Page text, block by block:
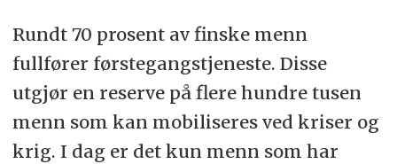
Rundt 70 prosent av finske menn
fullfører førstegangstjeneste. Disse
utgjør en reserve på flere hundre tusen
menn som kan mobiliseres ved kriser og
krig. I dag er det kun menn som har